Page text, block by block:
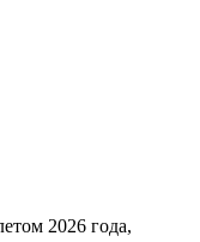
2026 года,